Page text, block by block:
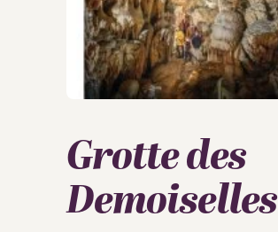
Grotte des
Demoiselles